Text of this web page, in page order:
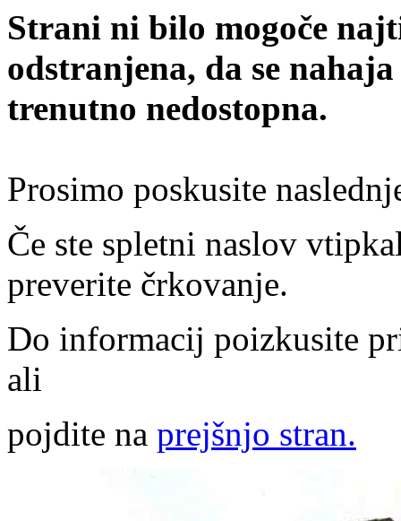
Strani ni bilo mogoče
odstranjena, da se
trenutno nedostopna.
Prosimo poskusite
Če ste spletni naslov
preverite črkovanje.
Do informacij poizkusite
ali
pojdite na prejšnjo stran.